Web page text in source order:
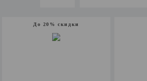
До 20% скидки